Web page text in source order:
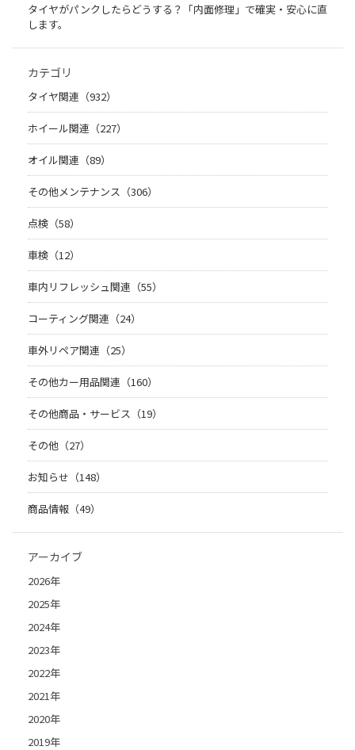
タイヤがパンクしたらどうする？「内面修理」で確実・安心に直
します。
カテゴリ
タイヤ関連（932）
ホイール関連（227）
オイル関連（89）
その他メンテナンス（306）
点検（58）
車検（12）
車内リフレッシュ関連（55）
コーティング関連（24）
車外リペア関連（25）
その他カー用品関連（160）
その他商品・サービス（19）
その他（27）
お知らせ（148）
商品情報（49）
アーカイブ
2026年
2025年
2024年
2023年
2022年
2021年
2020年
2019年